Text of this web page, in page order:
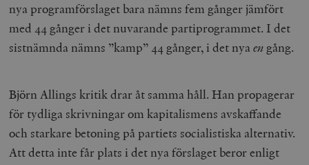
nya programförslaget bara nämns fem gånger jämfört
med 44 gånger i det nuvarande partiprogrammet. I det
sistnämnda nämns ”kamp” 44 gånger, i det nyaen gång.
Björn Allings kritik drar åt samma håll. Han propagerar
för tydliga skrivningar om kapitalismens avskaffande
och starkare betoning på partiets socialistiska alternativ.
Att detta inte får plats i det nya förslaget beror enligt